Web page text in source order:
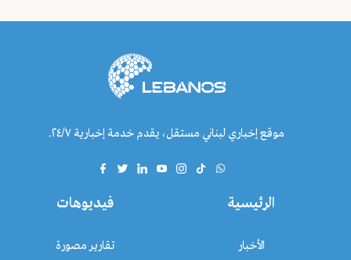
موقع إخباري لبناني مستقل، يقدم خدمة إخبارية ٢٤/٧.
الرئيسية
الأخبار
فيديوهات
تقارير مصورة